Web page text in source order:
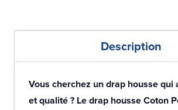
Description
Vous cherchez un drap housse qui
et qualité ? Le drap housse Coton